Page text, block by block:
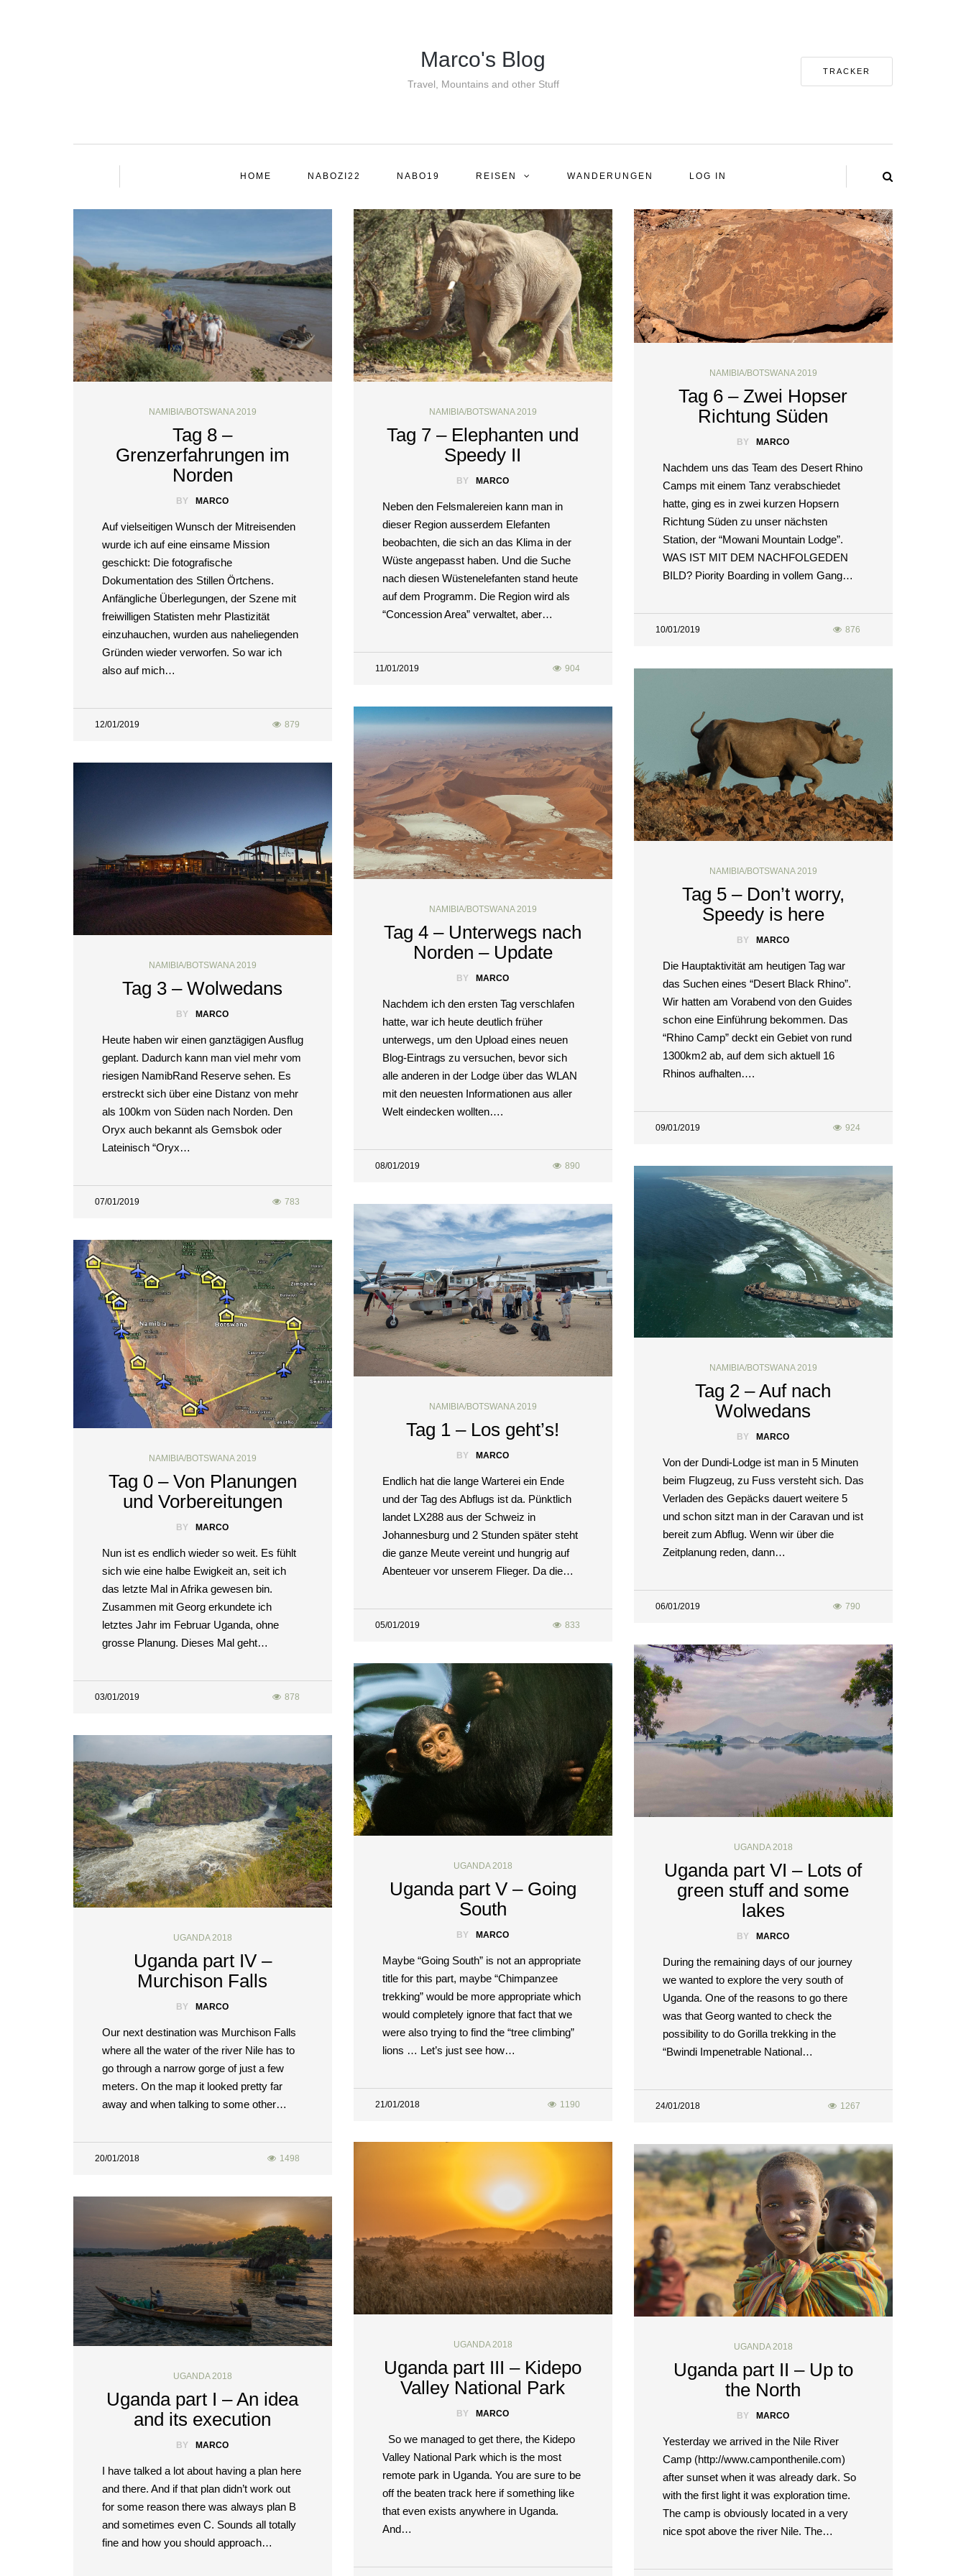
Marco's Blog
Travel, Mountains and other Stuff
TRACKER
HOME NABOZI22 NABO19 REISEN WANDERUNGEN LOG IN
NAMIBIA/BOTSWANA 2019
Tag 8 –
Grenzerfahrungen im
Norden
BY MARCO
Auf vielseitigen Wunsch der Mitreisenden
wurde ich auf eine einsame Mission
geschickt: Die fotografische
Dokumentation des Stillen Örtchens.
Anfängliche Überlegungen, der Szene mit
freiwilligen Statisten mehr Plastizität
einzuhauchen, wurden aus naheliegenden
Gründen wieder verworfen. So war ich
also auf mich…
12/01/2019 879
NAMIBIA/BOTSWANA 2019
Tag 7 – Elephanten und
Speedy II
BY MARCO
Neben den Felsmalereien kann man in
dieser Region ausserdem Elefanten
beobachten, die sich an das Klima in der
Wüste angepasst haben. Und die Suche
nach diesen Wüstenelefanten stand heute
auf dem Programm. Die Region wird als
“Concession Area” verwaltet, aber…
11/01/2019 904
NAMIBIA/BOTSWANA 2019
Tag 6 – Zwei Hopser
Richtung Süden
BY MARCO
Nachdem uns das Team des Desert Rhino
Camps mit einem Tanz verabschiedet
hatte, ging es in zwei kurzen Hopsern
Richtung Süden zu unser nächsten
Station, der “Mowani Mountain Lodge”.
WAS IST MIT DEM NACHFOLGEDEN
BILD? Piority Boarding in vollem Gang…
10/01/2019 876
NAMIBIA/BOTSWANA 2019
Tag 5 – Don’t worry,
Speedy is here
BY MARCO
Die Hauptaktivität am heutigen Tag war
das Suchen eines “Desert Black Rhino”.
Wir hatten am Vorabend von den Guides
schon eine Einführung bekommen. Das
“Rhino Camp” deckt ein Gebiet von rund
1300km2 ab, auf dem sich aktuell 16
Rhinos aufhalten….
09/01/2019 924
NAMIBIA/BOTSWANA 2019
Tag 4 – Unterwegs nach
Norden – Update
BY MARCO
Nachdem ich den ersten Tag verschlafen
hatte, war ich heute deutlich früher
unterwegs, um den Upload eines neuen
Blog-Eintrags zu versuchen, bevor sich
alle anderen in der Lodge über das WLAN
mit den neuesten Informationen aus aller
Welt eindecken wollten….
08/01/2019 890
NAMIBIA/BOTSWANA 2019
Tag 3 – Wolwedans
BY MARCO
Heute haben wir einen ganztägigen Ausflug
geplant. Dadurch kann man viel mehr vom
riesigen NamibRand Reserve sehen. Es
erstreckt sich über eine Distanz von mehr
als 100km von Süden nach Norden. Den
Oryx auch bekannt als Gemsbok oder
Lateinisch “Oryx…
07/01/2019 783
NAMIBIA/BOTSWANA 2019
Tag 2 – Auf nach
Wolwedans
BY MARCO
Von der Dundi-Lodge ist man in 5 Minuten
beim Flugzeug, zu Fuss versteht sich. Das
Verladen des Gepäcks dauert weitere 5
und schon sitzt man in der Caravan und ist
bereit zum Abflug. Wenn wir über die
Zeitplanung reden, dann…
06/01/2019 790
NAMIBIA/BOTSWANA 2019
Tag 1 – Los geht’s!
BY MARCO
Endlich hat die lange Warterei ein Ende
und der Tag des Abflugs ist da. Pünktlich
landet LX288 aus der Schweiz in
Johannesburg und 2 Stunden später steht
die ganze Meute vereint und hungrig auf
Abenteuer vor unserem Flieger. Da die…
05/01/2019 833
NAMIBIA/BOTSWANA 2019
Tag 0 – Von Planungen
und Vorbereitungen
BY MARCO
Nun ist es endlich wieder so weit. Es fühlt
sich wie eine halbe Ewigkeit an, seit ich
das letzte Mal in Afrika gewesen bin.
Zusammen mit Georg erkundete ich
letztes Jahr im Februar Uganda, ohne
grosse Planung. Dieses Mal geht…
03/01/2019 878
UGANDA 2018
Uganda part VI – Lots of
green stuff and some
lakes
BY MARCO
During the remaining days of our journey
we wanted to explore the very south of
Uganda. One of the reasons to go there
was that Georg wanted to check the
possibility to do Gorilla trekking in the
“Bwindi Impenetrable National…
24/01/2018 1267
UGANDA 2018
Uganda part V – Going
South
BY MARCO
Maybe “Going South” is not an appropriate
title for this part, maybe “Chimpanzee
trekking” would be more appropriate which
would completely ignore that fact that we
were also trying to find the “tree climbing”
lions … Let’s just see how…
21/01/2018 1190
UGANDA 2018
Uganda part IV –
Murchison Falls
BY MARCO
Our next destination was Murchison Falls
where all the water of the river Nile has to
go through a narrow gorge of just a few
meters. On the map it looked pretty far
away and when talking to some other…
20/01/2018 1498
UGANDA 2018
Uganda part III – Kidepo
Valley National Park
BY MARCO
So we managed to get there, the Kidepo
Valley National Park which is the most
remote park in Uganda. You are sure to be
off the beaten track here if something like
that even exists anywhere in Uganda.
And…
UGANDA 2018
Uganda part II – Up to
the North
BY MARCO
Yesterday we arrived in the Nile River
Camp (http://www.camponthenile.com)
after sunset when it was already dark. So
with the first light it was exploration time.
The camp is obviously located in a very
nice spot above the river Nile. The…
UGANDA 2018
Uganda part I – An idea
and its execution
BY MARCO
I have talked a lot about having a plan here
and there. And if that plan didn’t work out
for some reason there was always plan B
and sometimes even C. Sounds all totally
fine and how you should approach…